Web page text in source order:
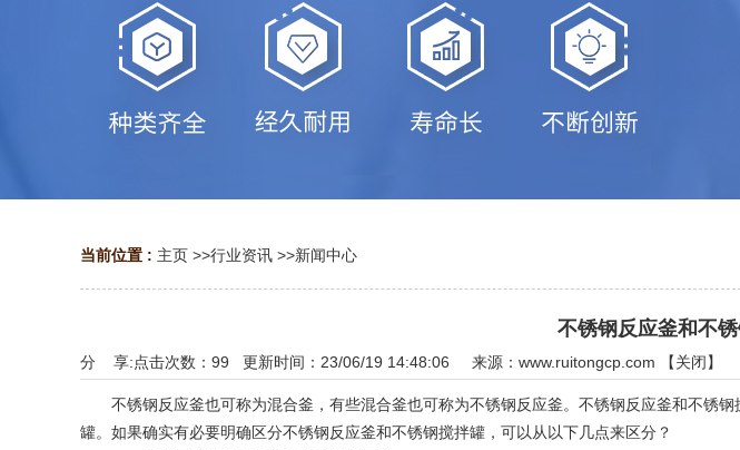
当前位置 : 主页 >>行业资讯 >>新闻中心
不锈钢反应釜和不
点击次数： 99 更新时间：23/06/19 14:48:06 来源： www.ruitongcp.com 【关闭】
分 享:
不锈钢反应釜也可称为混合釜，有些混合釜也可称为不锈钢反应釜。不锈钢反应釜和不锈
罐。如果确实有必要明确区分不锈钢反应釜和不锈钢搅拌罐，可以从以下几点来区分？